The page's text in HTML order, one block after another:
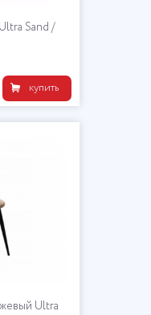
Sand /
купить
Ultra